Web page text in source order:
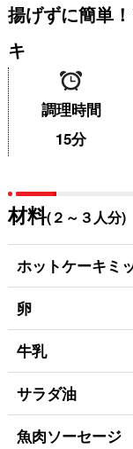
揚げずに簡単
キ
調理時間
15分
材料(２～３人分)
ホットケーキミ
卵
牛乳
サラダ油
魚肉ソーセージ